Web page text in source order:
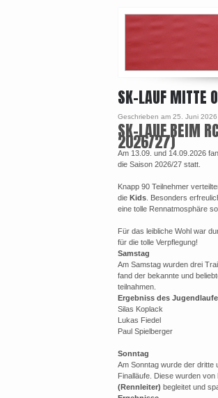
SK-LAUF MITTE
Geschrieben am 25. Juni
SK-LAUF BEIM
2026/27)
Am 13.09. und 14.09.2026
die Saison 2026/27 statt.
Knapp 90 Teilnehmer
die Kids . Besonders
eine tolle Rennatmosphäre
Für das leibliche Wohl war
für die tolle Verpflegung!
Samstag
Am Samstag wurden drei
fand der bekannte und
teilnahmen.
Ergebniss des
Silas Koplack
Lukas Fiedel
Paul Spielberger
Sonntag
Am Sonntag wurde der dritte
Finalläufe. Diese wurden von
(Rennleiter) begleitet und